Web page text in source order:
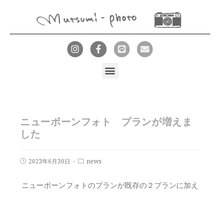
ニューボーンフォト プランが増えま
した
2023年6月30日 news
ニューボーンフォトのプランが既存の２プランに加え